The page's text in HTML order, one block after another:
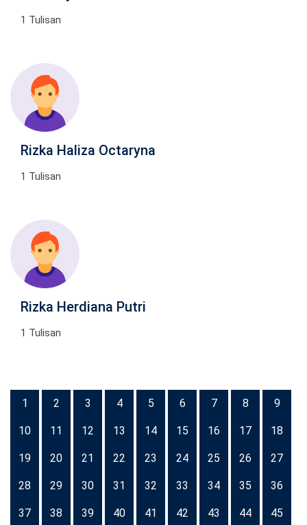
1 Tulisan
Rizka Haliza Octaryna
1 Tulisan
Rizka Herdiana Putri
1 Tulisan
1 2 3 4 5 6 7 8 9
10 11 12 13 14 15 16 17 18
19 20 21 22 23 24 25 26 27
28 29 30 31 32 33 34 35 36
37 38 39 40 41 42 43 44 45